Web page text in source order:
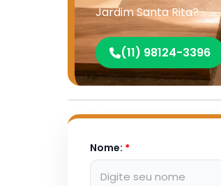
Jardim Santa Rita?
(11) 98124-3396
Nome: *